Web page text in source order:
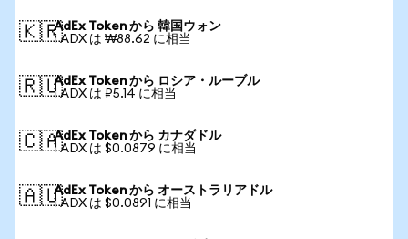
🇰🇷AdEx Token から 韓国ウォン
1 ADX は ₩88.62 に相当
🇷🇺AdEx Token から ロシア・ルーブル
1 ADX は ₽5.14 に相当
🇨🇦AdEx Token から カナダドル
1 ADX は $0.0879 に相当
🇦🇺AdEx Token から オーストラリアドル
1 ADX は $0.0891 に相当